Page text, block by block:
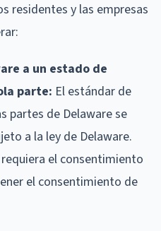
residentes y las empresas
a un estado de
parte: El estándar de
partes de Delaware se
a la ley de Delaware.
el consentimiento
el consentimiento de